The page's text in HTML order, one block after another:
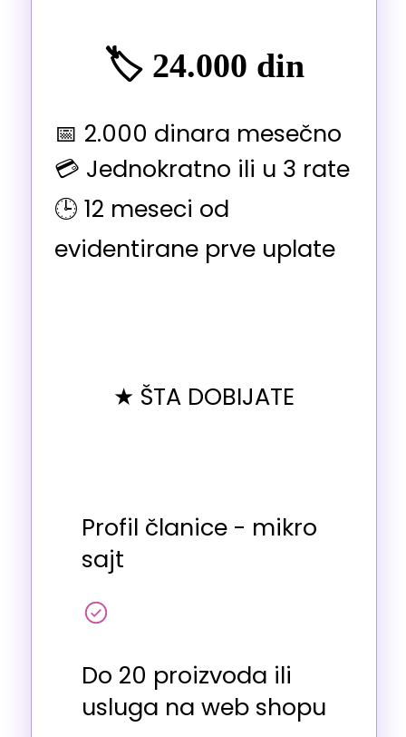
🏷️ 24.000 din
📅 2.000 dinara mesečno
💳 Jednokratno ili u 3 rate
🕒 12 meseci od
evidentirane prve uplate
★ ŠTA DOBIJATE
Profil članice - mikro
sajt
Do 20 proizvoda ili
usluga na web shopu